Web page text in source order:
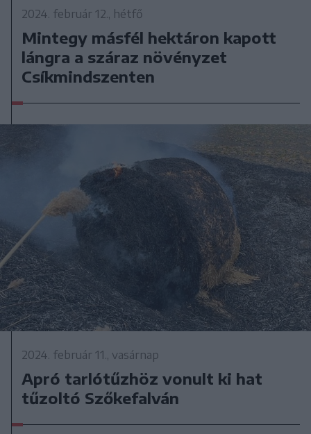
2024. február 12., hétfő
Mintegy másfél hektáron kapott
lángra a száraz növényzet
Csíkmindszenten
2024. február 11., vasárnap
Apró tarlótűzhöz vonult ki hat
tűzoltó Szőkefalván